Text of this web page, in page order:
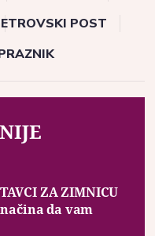
POST
ZA ZIMNICU
da vam